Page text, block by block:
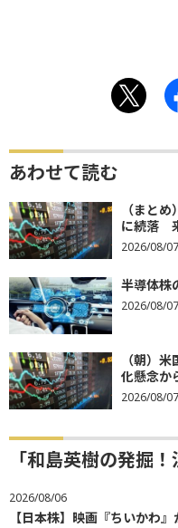
あわせて読む
（まと
に続落
2026/08/07
半導体株
2026/08/07
（朝）
化懸念か
2026/08/07
「和島英樹の発掘
2026/08/06
【日本株】映画『ちいかわ